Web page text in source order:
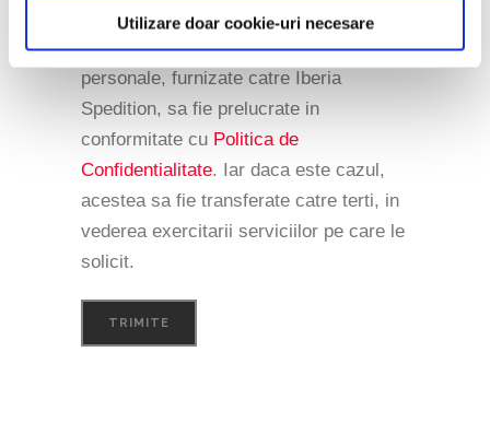
Utilizare doar cookie-uri necesare
Sunt de acord ca datele mele
personale, furnizate catre Iberia
Spedition, sa fie prelucrate in
conformitate cu Politica de
Confidentialitate. Iar daca este cazul,
acestea sa fie transferate catre terti, in
vederea exercitarii serviciilor pe care le
solicit.